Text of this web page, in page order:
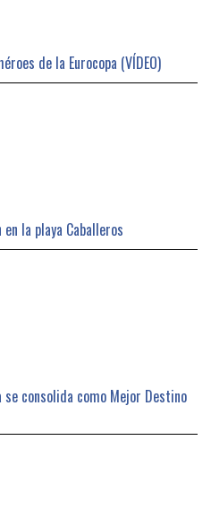
de la Eurocopa (VÍDEO)
la playa Caballeros
consolida como Mejor Destino